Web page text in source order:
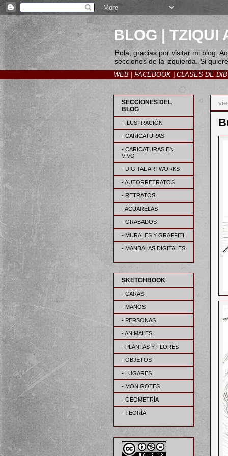
BLOG | TZIQUI
Hola, gracias por visitar mi blog.
secciones de la izquierda. Si
WEB FACEBOOK CLASES DE
SECCIONES DEL
BLOG
- ILUSTRACIÓN
- CARICATURAS
- CARICATURAS EN
VIVO
- DIGITAL ARTWORKS
- AUTORRETRATOS
- RETRATOS
- ACUARELAS
- GRABADOS
- MURALES Y GRAFFITI
- MANDALAS DIGITALES
SKETCHBOOK
- CARAS
- MANOS
- PERSONAS
- ANIMALES
- PLANTAS Y FLORES
- OBJETOS
- LUGARES
- MONIGOTES
- GEOMETRÍA
- TEORÍA